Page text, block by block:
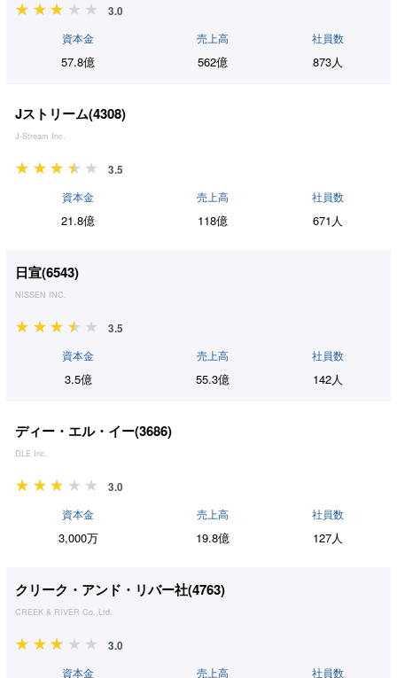
3.0
資本金
57.8億
売上高
562億
社員数
873人
Jストリーム(4308)
J-Stream Inc.
3.5
資本金
21.8億
売上高
118億
社員数
671人
日宣(6543)
NISSEN INC.
3.5
資本金
3.5億
売上高
55.3億
社員数
142人
ディー・エル・イー(3686)
DLE Inc.
3.0
資本金
3,000万
売上高
19.8億
社員数
127人
クリーク・アンド・リバー社(4763)
CREEK & RIVER Co.,Ltd.
3.0
資本金 売上高 社員数